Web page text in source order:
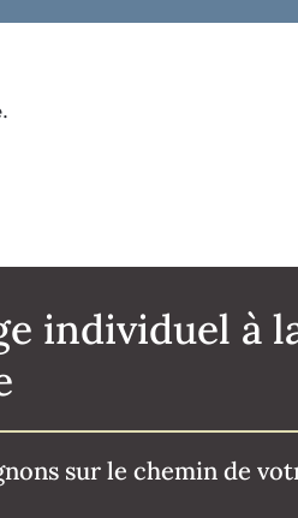
individuel à
sur le chemin de